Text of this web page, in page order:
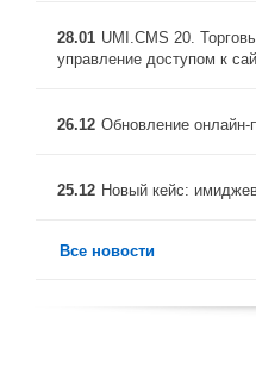
28.01 UMI.CMS 20.
управление доступом к
26.12 Обновление
25.12 Новый кейс:
Все новости